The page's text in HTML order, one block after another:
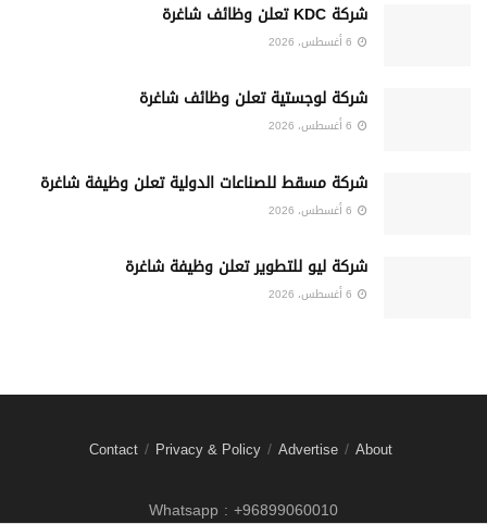
شركة KDC تعلن وظائف شاغرة
شركة لوجستية تعلن وظائف شاغرة
شركة مسقط للصناعات الدولية تعلن وظيفة شاغرة
شركة ليو للتطوير تعلن وظيفة شاغرة
About
Advertise
Privacy & Policy
Contact
Whatsapp : +96899060010